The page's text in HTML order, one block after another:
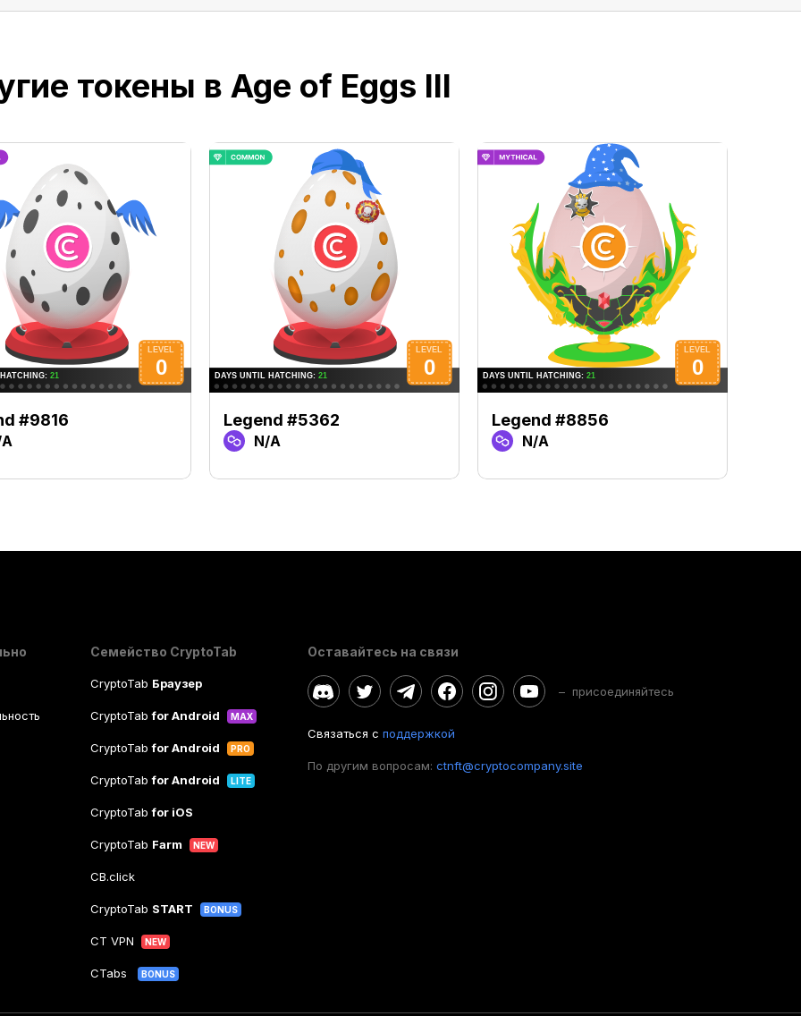
токены в Age of Eggs III
#9816 Legend #5362
N/A
Legend #8856
N/A
Семейство CryptoTab
CryptoTab Браузер
CryptoTabfor Android MAX
CryptoTabfor Android PRO
CryptoTabfor Android LITE
CryptoTabfor iOS
CryptoTab Farm NEW
CB.click
CryptoTab START BONUS
CT VPN NEW
CTabs BONUS
Оставайтесь на связи
– присоединяйтесь
Связаться с поддержкой
По другим вопросам: ctnft@cryptocompany.site